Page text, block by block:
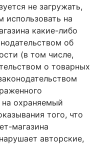
не загружать,
на
какие-либо
об
(в том числе,
о товарных
на охраняемый
того, что
магазина
авторские,